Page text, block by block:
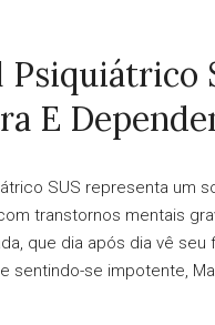
Psiquiátrico
E
SUS representa um
transtornos mentais
que dia após dia vê
sentindo-se impotente,